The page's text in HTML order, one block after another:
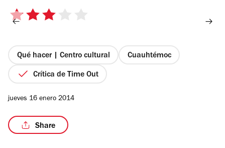
3
estrellas
Qué hacer | Centro cultural Cuauhtémoc
Crítica de Time Out
jueves 16 enero 2014
Share